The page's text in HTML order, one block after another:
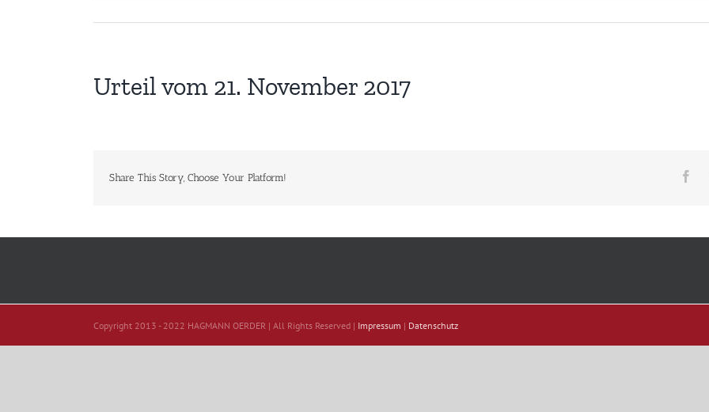
Urteil vom 21. November 2017
Share This Story, Choose Your Platform!
Copyright 2013 - 2022 HAGMANN OERDER | All Rights Reserved | Impressum | Datenschutz